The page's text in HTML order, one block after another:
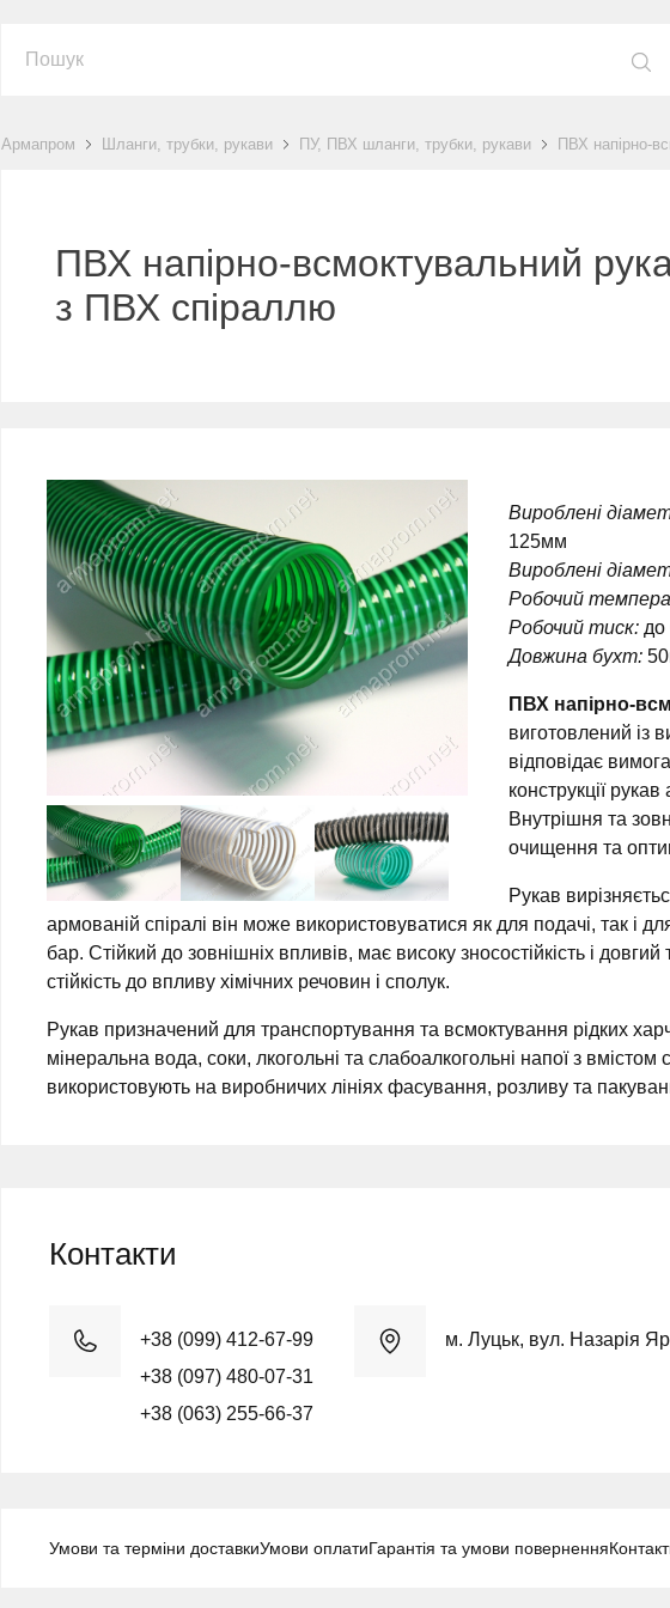
Армапром Шланги, трубки, рукави ПУ, ПВХ шланги, трубки, рукави ПВХ напірно-
ПВХ напірно-всмоктувальний
з ПВХ спіраллю
Вироблені
125мм
Вироблені
Робочий
Робочий тиск: до
Довжина бухт:
ПВХ напірно-
виготовлений із
відповідає
конструкції
Внутрішня та
очищення та
Рукав
армованій спіралі він може використовуватися як для подачі, так і
бар. Стійкий до зовнішніх впливів, має високу зносостійкість і
стійкість до впливу хімічних речовин і сполук.
Рукав призначений для транспортування та всмоктування рідких
мінеральна вода, соки, лкогольні та слабоалкогольні напої з
використовують на виробничих лініях фасування, розливу та
Контакти
+38 (099) 412-67-99
+38 (097) 480-07-31
+38 (063) 255-66-37
м. Луцьк, вул. Назарія
Умови та терміни доставкиУмови оплатиГарантія та умови повернення